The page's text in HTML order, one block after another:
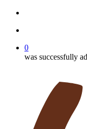
0
was successfully